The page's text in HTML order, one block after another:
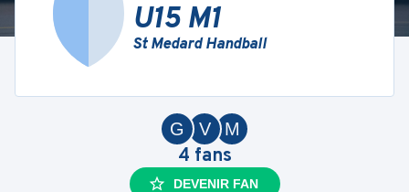
U15 M1
St Medard Handball
M
V
G
4 fans
DEVENIR FAN